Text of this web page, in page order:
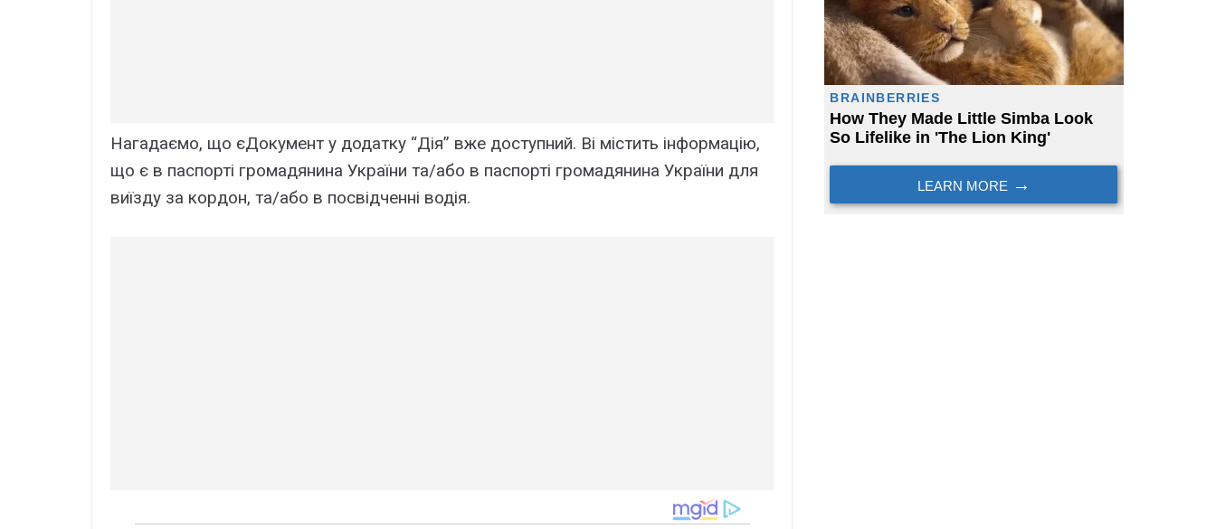
Нагадаємо, що єДокумент у додатку “Дія” вже доступний. Ві містить інформацію,
що є в паспорті громадянина України та/або в паспорті громадянина України для
виїзду за кордон, та/або в посвідченні водія.